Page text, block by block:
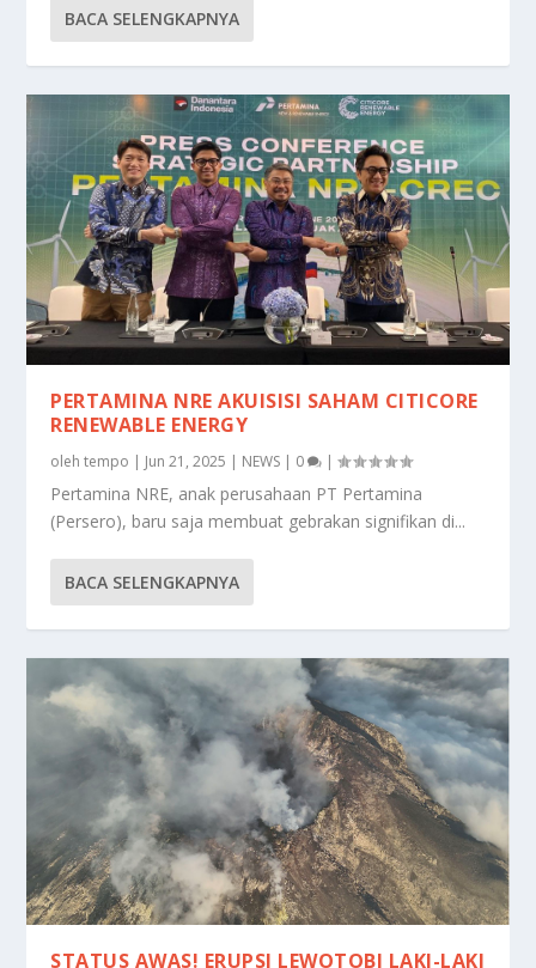
BACA SELENGKAPNYA
PERTAMINA NRE AKUISISI SAHAM CITICORE
RENEWABLE ENERGY
olehtempo | Jun 21, 2025 | NEWS | 0 |
Pertamina NRE, anak perusahaan PT Pertamina
(Persero), baru saja membuat gebrakan signifikan di...
BACA SELENGKAPNYA
STATUS AWAS! ERUPSI LEWOTOBI LAKI-LAKI